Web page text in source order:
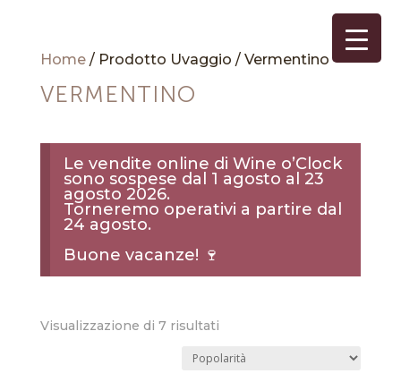
Home/ Prodotto Uvaggio / Vermentino
VERMENTINO
Le vendite online di Wine o’Clock
sono sospese dal 1 agosto al 23
agosto 2026.
Torneremo operativi a partire dal
24 agosto.
Buone vacanze! 🍷
Visualizzazione di 7 risultatiPopolarità